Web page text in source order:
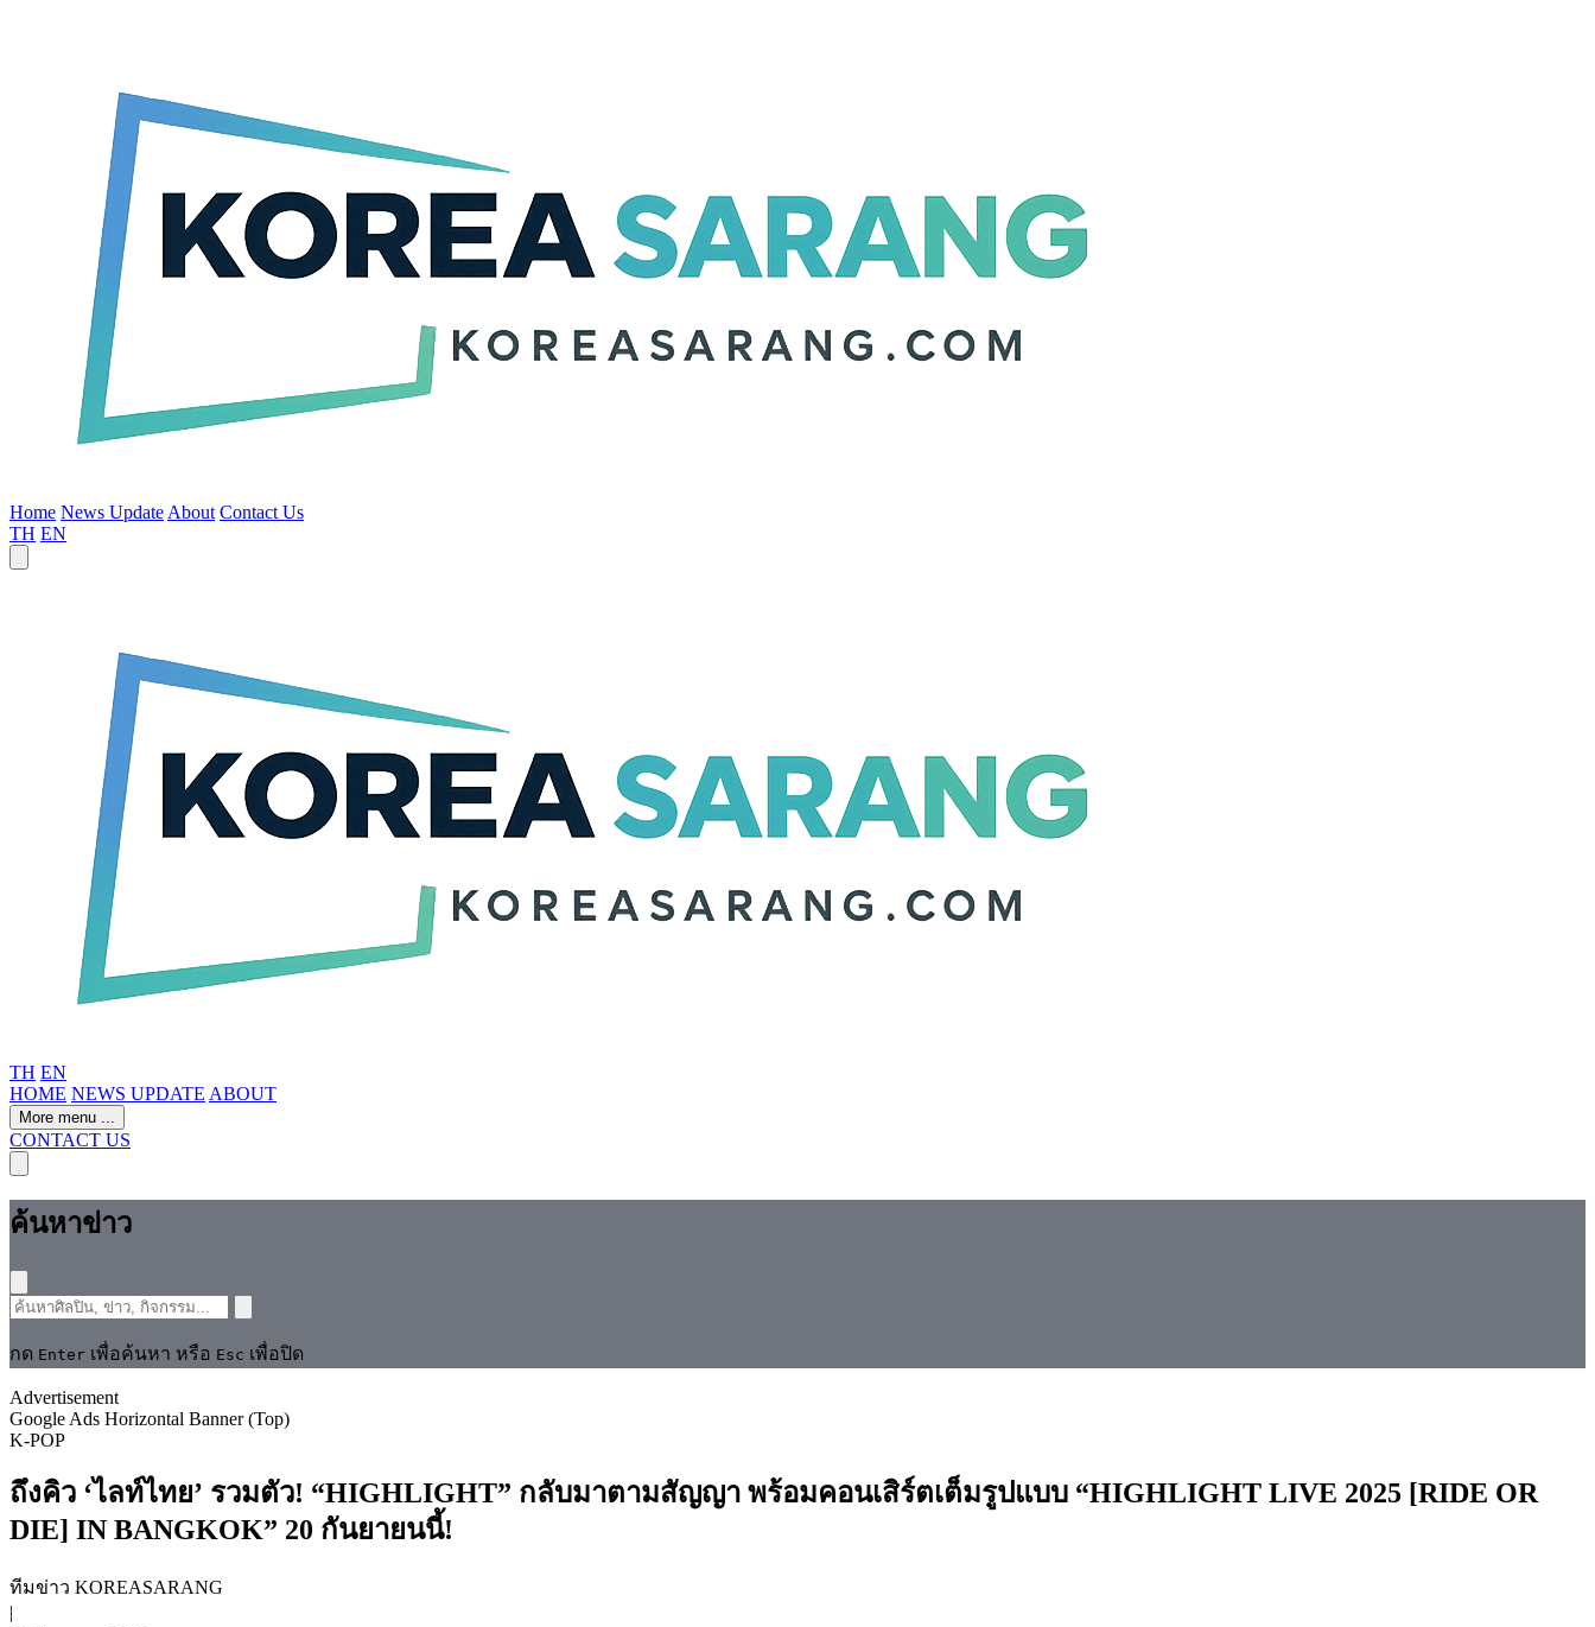
Home News Update About Contact Us
TH EN
TH EN
HOME NEWS UPDATE ABOUT
More menu ...
CONTACT US
ค้นหาข่าว
กด Enter เพื่อค้นหา หรือ Esc เพื่อปิด
Advertisement
Google Ads Horizontal Banner (Top)
K-POP
ถึงคิว ‘ไลท์ไทย’ รวมตัว! “HIGHLIGHT” กลับมาตามสัญญา พร้อมคอนเสิร์ตเต็มรูปแบบ “HIGHLIGHT LIVE 2025 [RIDE OR
DIE] IN BANGKOK” 20 กันยายนนี้!
ทีมข่าว KOREASARANG
|